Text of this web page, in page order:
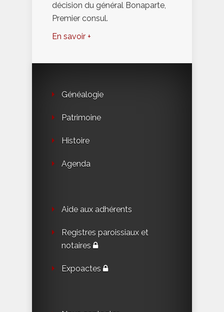
décision du général Bonaparte,
Premier consul.
En savoir +
Généalogie
Patrimoine
Histoire
Agenda
Aide aux adhérents
Registres paroissiaux et
notaires
Expoactes